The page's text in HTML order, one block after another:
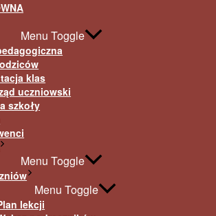
Menu Toggle
klas
uczniowski
szkoły
Menu Toggle
Menu Toggle
lekcji